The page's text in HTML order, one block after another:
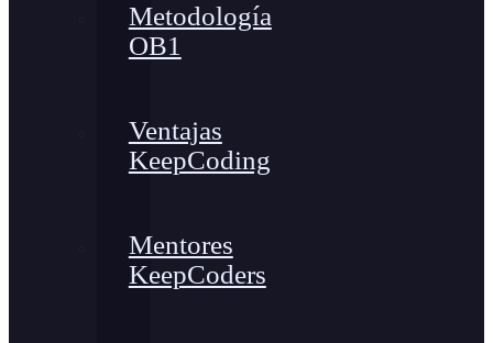
Metodología
OB1
Ventajas
KeepCoding
Mentores
KeepCoders